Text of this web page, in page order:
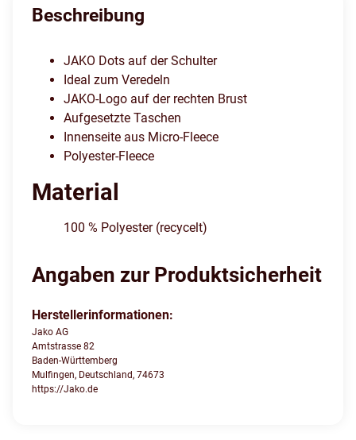
Beschreibung
JAKO Dots auf der Schulter
Ideal zum Veredeln
JAKO-Logo auf der rechten Brust
Aufgesetzte Taschen
Innenseite aus Micro-Fleece
Polyester-Fleece
Material
100 % Polyester (recycelt)
Angaben zur Produktsicherheit
Herstellerinformationen:
Jako AG
Amtstrasse 82
Baden-Württemberg
Mulfingen, Deutschland, 74673
https://Jako.de